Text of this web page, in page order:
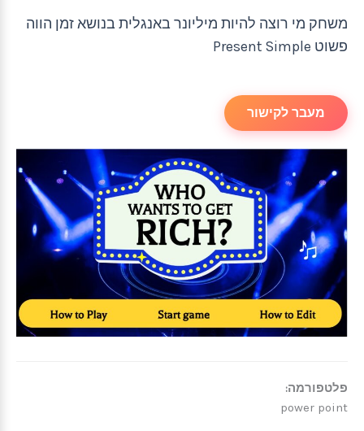
משחק מי רוצה להיות מיליונר באנגלית בנושא זמן הווה
פשוט Present Simple
מעבר לקישור
פלטפורמה:
power point